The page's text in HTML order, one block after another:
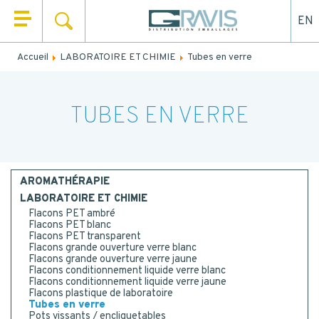
QUI SOMMES NOUS ?
NOS UNIVERS
ACTUALITÉS
RECHERCHER
EN
Accueil LABORATOIRE ET CHIMIE Tubes en verre
TUBES EN VERRE
AROMATHÉRAPIE
LABORATOIRE ET CHIMIE
Flacons PET ambré
Flacons PET blanc
Flacons PET transparent
Flacons grande ouverture verre blanc
Flacons grande ouverture verre jaune
Flacons conditionnement liquide verre blanc
Flacons conditionnement liquide verre jaune
Flacons plastique de laboratoire
Tubes en verre
Remplissez le formulaire ci-dessous pour être rappelé ou
PRÉNOM*
EMAIL
TEL.*